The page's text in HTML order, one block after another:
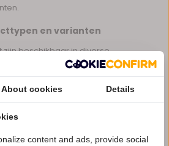
en varianten
zijn beschikbaar in diverse
in lichtsterkte (lumen per meter),
Zo zijn er standaard strips voor
varianten voor vochtige
kunt toepassen. Sommige modellen
About cookies Details
content and ads, provide social